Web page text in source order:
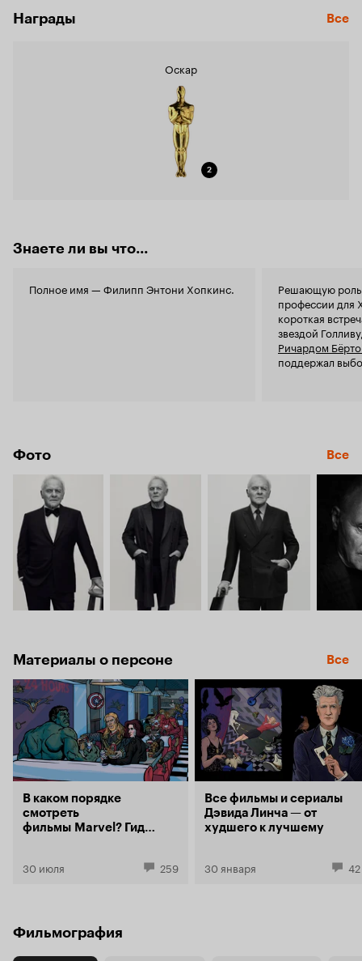
Награды Все
Оскар
2
Знаете ли вы что...
Полное имя — Филипп Энтони Хопкинс.
Решающую роль
профессии для
короткая
звездой
Ричардом
поддержал
Фото Все
Материалы о персоне Все
В каком порядке
смотреть
фильмы Marvel? Гид
франшизе
30 июля 259
Все фильмы и сериалы
Дэвида Линча — от
худшего к лучшему
30 января 42
Фильмография